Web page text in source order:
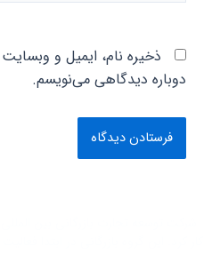
ذخیره نام، ایمیل و
دوباره دیدگاهی می‌نویسم.